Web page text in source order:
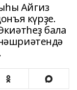
Айгиз
күрҙе.
бала